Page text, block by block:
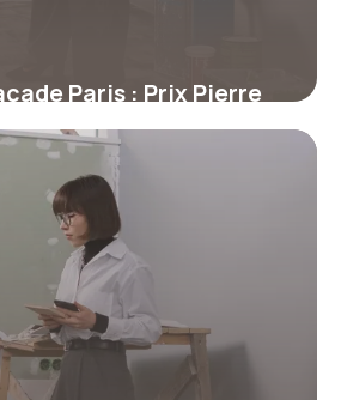
Paris : Prix Pierre